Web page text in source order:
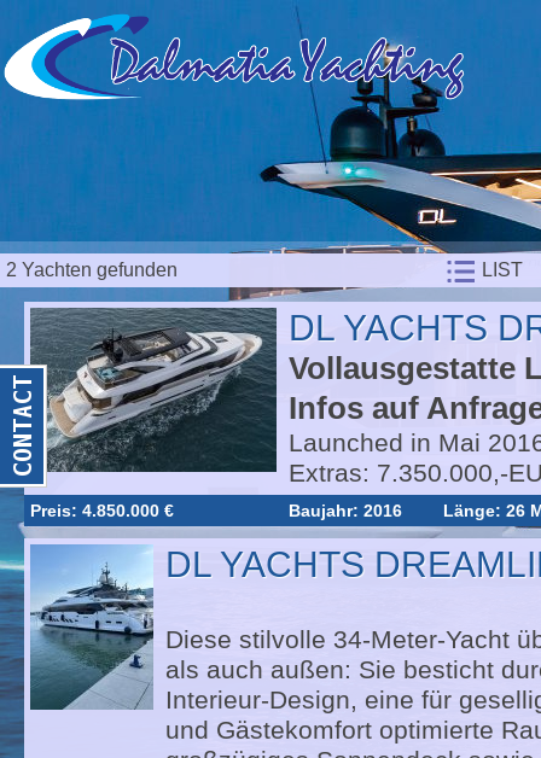
2 Yachten gefunden LIST
DL YACHTS
Vollausgestatte
Infos auf
Launched in Mai
Extras: 7.350.000,-
Preis: 4.850.000 € Baujahr: 2016 Länge: 26
DL YACHTS
Diese stilvolle 34-Meter-Yacht
als auch außen: Sie besticht
Interieur-Design, eine für
und Gästekomfort optimierte